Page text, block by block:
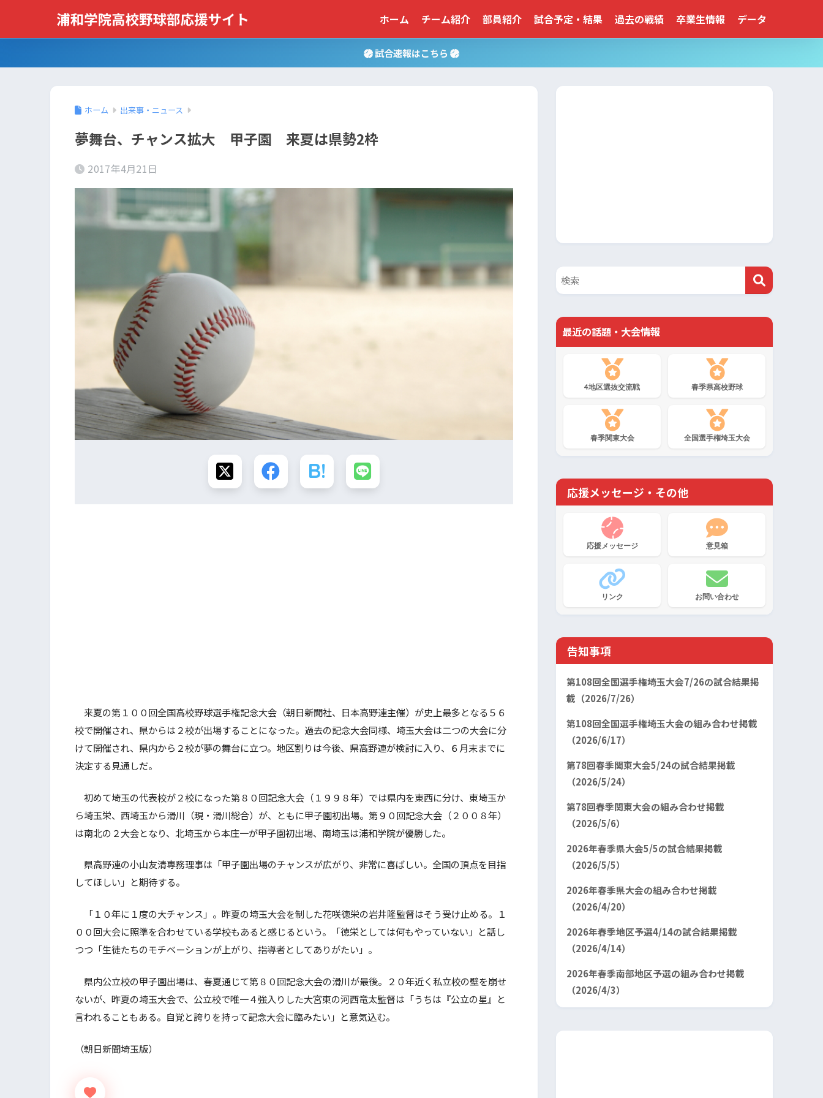
ホーム チーム紹介 部員紹介 試合予定・結果 過去の戦績 卒業生情報 データ
試合速報はこちら
ホーム 出来事・ニュース
夢舞台、チャンス拡大 甲子園 来夏は県勢2枠
2017年4月21日
来夏の第１００回全国高校野球選手権記念大会（朝日新聞社、日本高野連主催）が史上最多となる５６
校で開催され、県からは２校が出場することになった。過去の記念大会同様、埼玉大会は二つの大会に分
けて開催され、県内から２校が夢の舞台に立つ。地区割りは今後、県高野連が検討に入り、６月末までに
決定する見通しだ。
初めて埼玉の代表校が２校になった第８０回記念大会（１９９８年）では県内を東西に分け、東埼玉か
ら埼玉栄、西埼玉から滑川（現・滑川総合）が、ともに甲子園初出場。第９０回記念大会（２００８年）
は南北の２大会となり、北埼玉から本庄一が甲子園初出場、南埼玉は浦和学院が優勝した。
県高野連の小山友清専務理事は「甲子園出場のチャンスが広がり、非常に喜ばしい。全国の頂点を目指
してほしい」と期待する。
「１０年に１度の大チャンス」。昨夏の埼玉大会を制した花咲徳栄の岩井隆監督はそう受け止める。１
００回大会に照準を合わせている学校もあると感じるという。「徳栄としては何もやっていない」と話し
つつ「生徒たちのモチベーションが上がり、指導者としてありがたい」。
県内公立校の甲子園出場は、春夏通じて第８０回記念大会の滑川が最後。２０年近く私立校の壁を崩せ
ないが、昨夏の埼玉大会で、公立校で唯一４強入りした大宮東の河西竜太監督は「うちは『公立の星』と
言われることもある。自覚と誇りを持って記念大会に臨みたい」と意気込む。
（朝日新聞埼玉版）
最近の話題・大会情報
4地区選抜交流戦 春季県高校野球
春季関東大会 全国選手権埼玉大会
応援メッセージ・その他
応援メッセージ 意見箱
リンク お問い合わせ
告知事項
第108回全国選手権埼玉大会7/26の試合結果掲
載（2026/7/26）
第108回全国選手権埼玉大会の組み合わせ掲載
（2026/6/17）
第78回春季関東大会5/24の試合結果掲載
（2026/5/24）
第78回春季関東大会の組み合わせ掲載
（2026/5/6）
2026年春季県大会5/5の試合結果掲載
（2026/5/5）
2026年春季県大会の組み合わせ掲載
（2026/4/20）
2026年春季地区予選4/14の試合結果掲載
（2026/4/14）
2026年春季南部地区予選の組み合わせ掲載
（2026/4/3）